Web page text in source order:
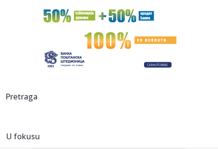
18:13:Stiglo upozorenje za Beograđane, ali nema mesta za
paniku: Ako o...
Iznenađenje: Siner odustao od Sinsinatija!
18:03:Brnabić žestoko odgovorila Milivojeviću: Konačno palo
pregledima
17:58:
Pretraga
U fokusu